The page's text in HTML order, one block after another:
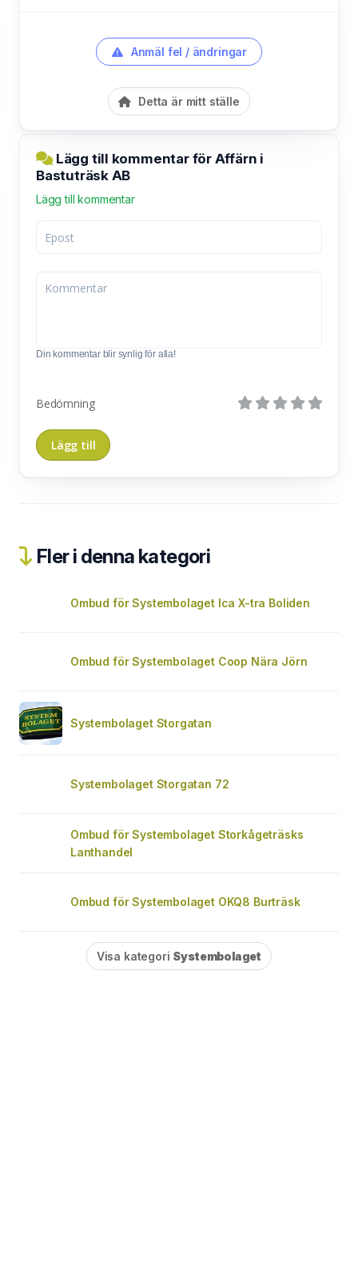
Anmäl fel / ändringar
Detta är mitt ställe
Lägg till kommentar för Affärn i
Bastuträsk AB
Lägg till kommentar
Din kommentar blir synlig för alla!
Bedömning
Fler i denna kategori
Ombud för Systembolaget Ica X-tra Boliden
Ombud för Systembolaget Coop Nära Jörn
Systembolaget Storgatan
Systembolaget Storgatan 72
Ombud för Systembolaget Storkågeträsks
Lanthandel
Ombud för Systembolaget OKQ8 Burträsk
Visa kategori Systembolaget